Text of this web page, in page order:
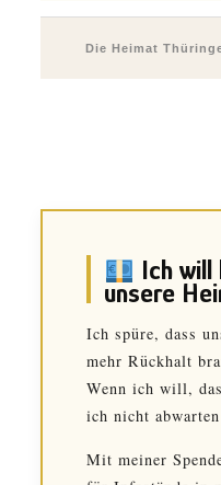
Die Heimat
Ich will
unsere
Ich spüre, dass
mehr Rückhalt
Wenn ich will,
ich nicht
Mit meiner